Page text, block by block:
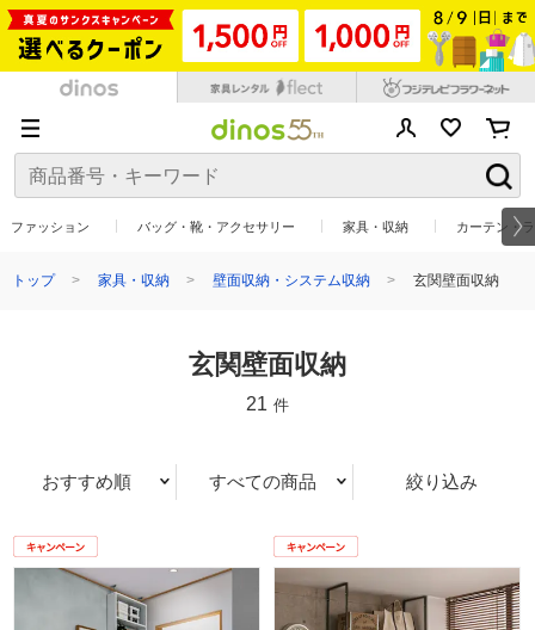
ファッション バッグ・靴・アクセサリー 家具・収納 カーテン・
トップ 家具・収納 壁面収納・システム収納 玄関壁面収納
玄関壁面収納
21 件
おすすめ順 すべての商品 絞り込み